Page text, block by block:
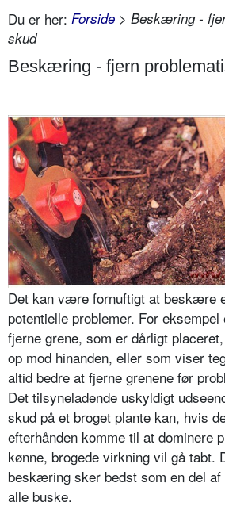
Du er her: Forside > Beskæring -
skud
Beskæring - fjern
Det kan være fornuftigt at beskære
potentielle problemer. For
fjerne grene, som er dårligt
op mod hinanden, eller som viser
altid bedre at fjerne grenene før
Det tilsyneladende uskyldigt
skud på et broget plante kan, hvis
efterhånden komme til at dominere
kønne, brogede virkning vil gå tabt.
beskæring sker bedst som en del
alle buske.